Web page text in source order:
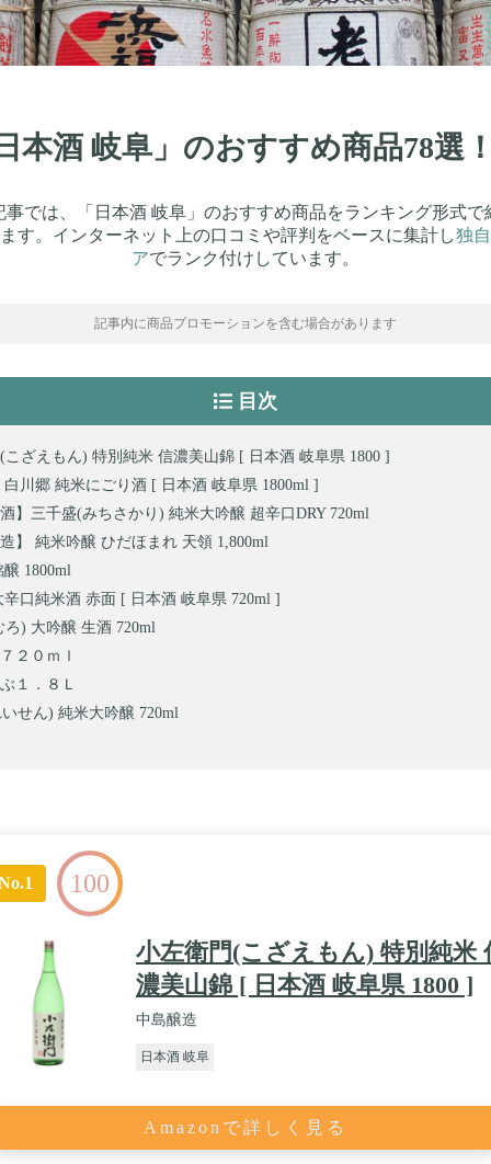
本酒 岐阜」のおすすめ商品78選
事では、「日本酒 岐阜」のおすすめ商品をランキング形式で
す。インターネット上の口コミや評判をベースに集計し独
アでランク付けしています。
記事内に商品プロモーションを含む場合があります
目次
こざえもん) 特別純米 信濃美山錦 [ 日本酒 岐阜県 1800 ]
白川郷 純米にごり酒 [ 日本酒 岐阜県 1800ml ]
】三千盛(みちさかり) 純米大吟醸 超辛口DRY 720ml
造】 純米吟醸 ひだほまれ 天領 1,800ml
1800ml
辛口純米酒 赤面 [ 日本酒 岐阜県 720ml ]
ろ) 大吟醸 生酒 720ml
２０ｍｌ
１．８Ｌ
せん) 純米大吟醸 720ml
100
小左衛門(こざえもん) 特別純米
濃美山錦 [ 日本酒 岐阜県 1800 ]
中島醸造
日本酒 岐阜
Amazonで詳しく見る